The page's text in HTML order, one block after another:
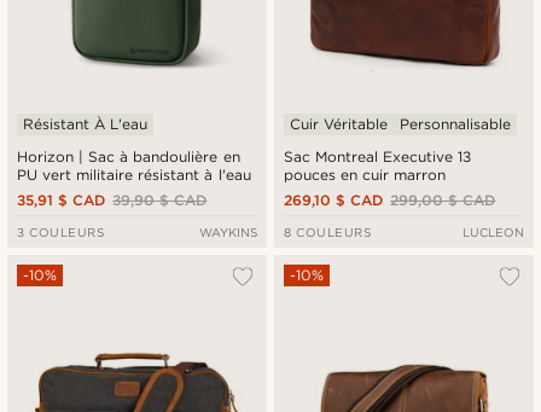
Horizon | Sac à bandoulière en
PU vert militaire résistant à l'eau
Résistant À L'eau
39,90 $ CAD
35,91 $ CAD
3 COULEURS WAYKINS
Sac Montreal Executive 13
pouces en cuir marron
Cuir Véritable Personnalisable
299,00 $ CAD
269,10 $ CAD
8 COULEURS LUCLEON
-10% -10%